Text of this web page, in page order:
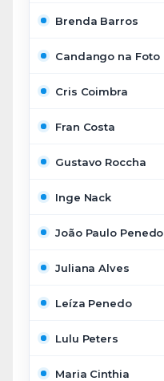
Brenda Barros
Candango na Foto
Cris Coimbra
Fran Costa
Gustavo Roccha
Inge Nack
João Paulo Penedo
Juliana Alves
Leíza Penedo
Lulu Peters
Maria Cinthia